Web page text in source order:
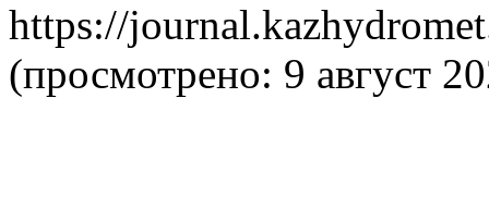
https://
(просмотрено: 9 август